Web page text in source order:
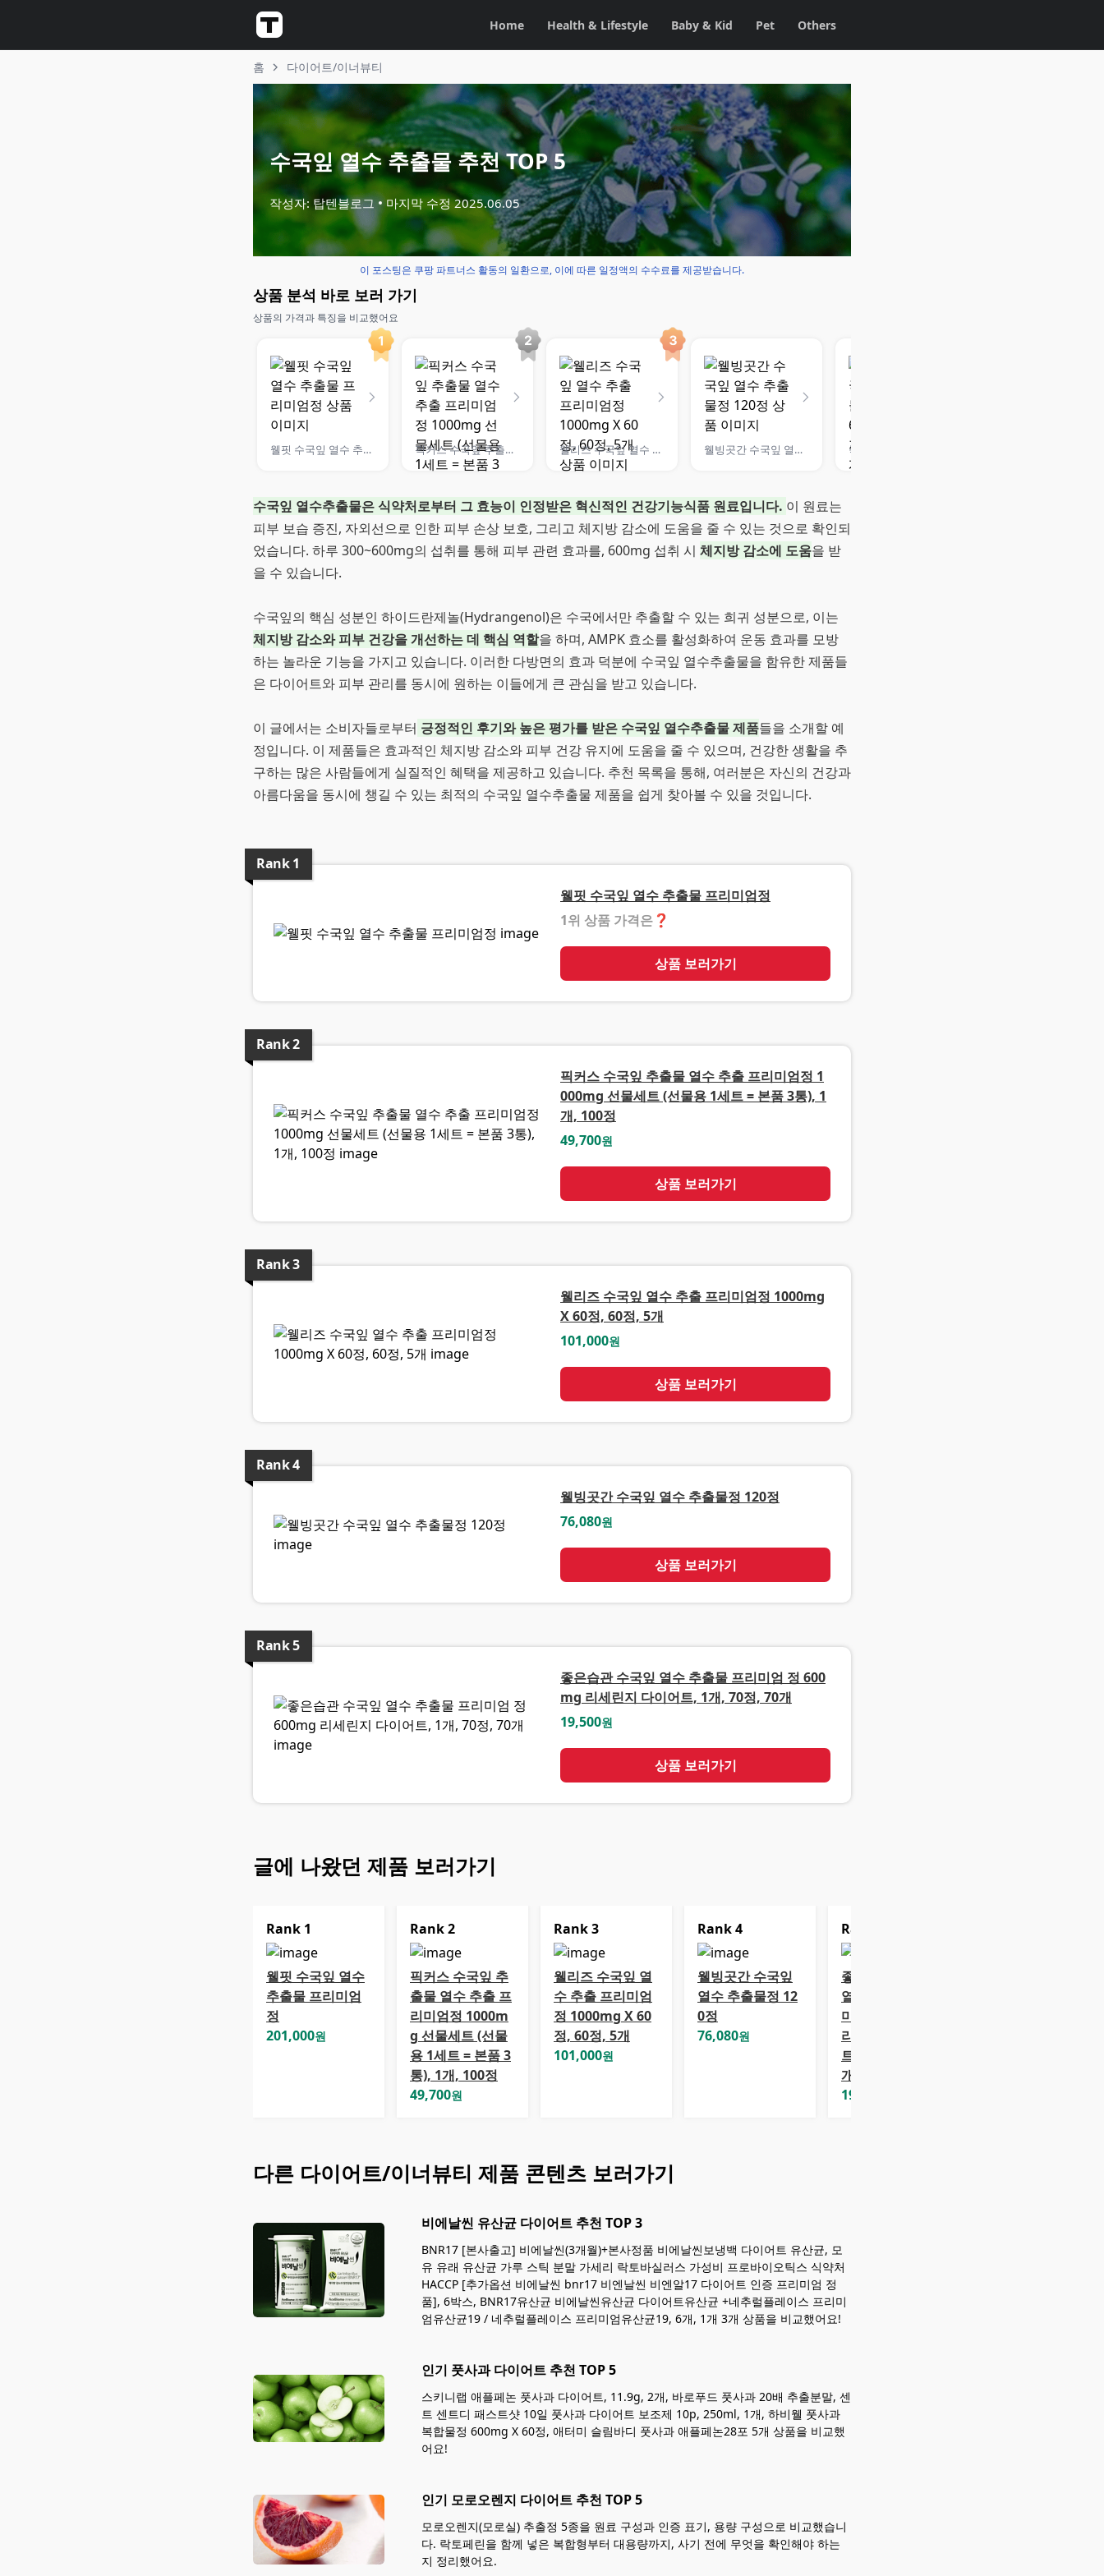
Home Health & Lifestyle Baby & Kid Pet Others
홈 다이어트/이너뷰티
수국잎 열수 추출물 추천 TOP 5
작성자: 탑텐블로그 마지막 수정2025.06.05
이 포스팅은 쿠팡 파트너스 활동의 일환으로, 이에 따른 일정액의 수수료를 제공받습니다.
상품 분석 바로 보러 가기
상품의 가격과 특징을 비교했어요
웰핏 수국잎 열수 추출물 프리미엄정 픽커스 수국잎 추출물 열수 추출 프리미엄정 1000mg 선물세트 (선물용 1세트 = 본품 3통), 1개, 100정 웰리즈 수국잎 열수 추출 프리미엄정 1000mg X 60정, 60정, 5개 웰빙곳간 수국잎 열수 추출물정 120정
수국잎 열수추출물은 식약처로부터 그 효능이 인정받은 혁신적인 건강기능식품 원료입니다. 이 원료는
피부 보습 증진, 자외선으로 인한 피부 손상 보호, 그리고 체지방 감소에 도움을 줄 수 있는 것으로 확인되
었습니다. 하루 300~600mg의 섭취를 통해 피부 관련 효과를, 600mg 섭취 시 체지방 감소에 도움을 받
을 수 있습니다.
수국잎의 핵심 성분인 하이드란제놀(Hydrangenol)은 수국에서만 추출할 수 있는 희귀 성분으로, 이는
체지방 감소와 피부 건강을 개선하는 데 핵심 역할을 하며, AMPK 효소를 활성화하여 운동 효과를 모방
하는 놀라운 기능을 가지고 있습니다. 이러한 다방면의 효과 덕분에 수국잎 열수추출물을 함유한 제품들
은 다이어트와 피부 관리를 동시에 원하는 이들에게 큰 관심을 받고 있습니다.
이 글에서는 소비자들로부터 긍정적인 후기와 높은 평가를 받은 수국잎 열수추출물 제품들을 소개할 예
정입니다. 이 제품들은 효과적인 체지방 감소와 피부 건강 유지에 도움을 줄 수 있으며, 건강한 생활을 추
구하는 많은 사람들에게 실질적인 혜택을 제공하고 있습니다. 추천 목록을 통해, 여러분은 자신의 건강과
아름다움을 동시에 챙길 수 있는 최적의 수국잎 열수추출물 제품을 쉽게 찾아볼 수 있을 것입니다.
Rank1
웰핏 수국잎 열수 추출물 프리미엄정
1위 상품 가격은 ❓
상품 보러가기
Rank2
픽커스 수국잎 추출물 열수 추출 프리미엄정 1
000mg 선물세트 (선물용 1세트 = 본품 3통), 1
개, 100정
49,700원
상품 보러가기
Rank3
웰리즈 수국잎 열수 추출 프리미엄정 1000mg
X 60정, 60정, 5개
101,000원
상품 보러가기
Rank4
웰빙곳간 수국잎 열수 추출물정 120정
76,080원
상품 보러가기
Rank5
좋은습관 수국잎 열수 추출물 프리미엄 정 600
mg 리세린지 다이어트, 1개, 70정, 70개
19,500원
상품 보러가기
글에 나왔던 제품 보러가기
Rank 1
웰핏 수국잎 열수
추출물 프리미엄
정
201,000원
Rank2
픽커스 수국잎 추
출물 열수 추출 프
리미엄정 1000m
g 선물세트 (선물
용 1세트 = 본품 3
통), 1개, 100정
49,700원
Rank3
웰리즈 수국잎 열
수 추출 프리미엄
정 1000mg X 60
정, 60정, 5개
101,000원
Rank4
웰빙곳간 수국잎
열수 추출물정 12
0정
76,080원
Rank
좋은습관 수국잎
열수 추출물 프리
미엄 정 600mg
리세린지 다이어
트, 1개, 70정, 70
개
19,500
다른 다이어트/이너뷰티 제품 콘텐츠 보러가기
비에날씬 유산균 다이어트 추천 TOP 3
BNR17 [본사출고] 비에날씬(3개월)+본사정품 비에날씬보냉백 다이어트 유산균, 모
유 유래 유산균 가루 스틱 분말 가세리 락토바실러스 가성비 프로바이오틱스 식약처
HACCP [추가옵션 비에날씬 bnr17 비엔날씬 비엔알17 다이어트 인증 프리미엄 정
품], 6박스, BNR17유산균 비에날씬유산균 다이어트유산균 +네추럴플레이스 프리미
엄유산균19 / 네추럴플레이스 프리미엄유산균19, 6개, 1개 3개 상품을 비교했어요!
인기 풋사과 다이어트 추천 TOP 5
스키니랩 애플페논 풋사과 다이어트, 11.9g, 2개, 바로푸드 풋사과 20배 추출분말, 센
트 센트디 패스트샷 10일 풋사과 다이어트 보조제 10p, 250ml, 1개, 하비웰 풋사과
복합물정 600mg X 60정, 애터미 슬림바디 풋사과 애플페논28포 5개 상품을 비교했
어요!
인기 모로오렌지 다이어트 추천 TOP 5
모로오렌지(모로실) 추출정 5종을 원료 구성과 인증 표기, 용량 구성으로 비교했습니
다. 락토페린을 함께 넣은 복합형부터 대용량까지, 사기 전에 무엇을 확인해야 하는
지 정리했어요.